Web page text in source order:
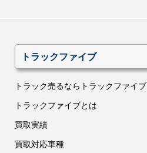
トラックファイブ
トラック売るならトラックファイブ
トラックファイブとは
買取実績
買取対応車種